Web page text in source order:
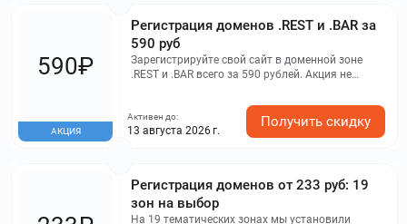
инфраструктуре.
Регистрация доменов .REST и .BAR за
590 руб
Зарегистрируйте свой сайт в доменной зоне
.REST и .BAR всего за 590 рублей. Акция не
действует только при первоначальной
регистрации. Плата за второй и последующие
годы будет стандартной.
590₽
АКЦИЯ
Активен до:
13 августа 2026 г.
Получить скидку
Регистрация доменов от 233 руб: 19
зон на выбор
На 19 тематических зонах мы установили